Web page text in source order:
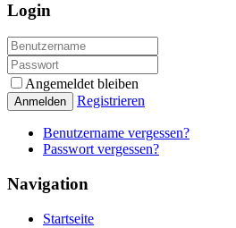
Login
Angemeldet bleiben
Anmelden Registrieren
Benutzername vergessen?
Passwort vergessen?
Navigation
Startseite